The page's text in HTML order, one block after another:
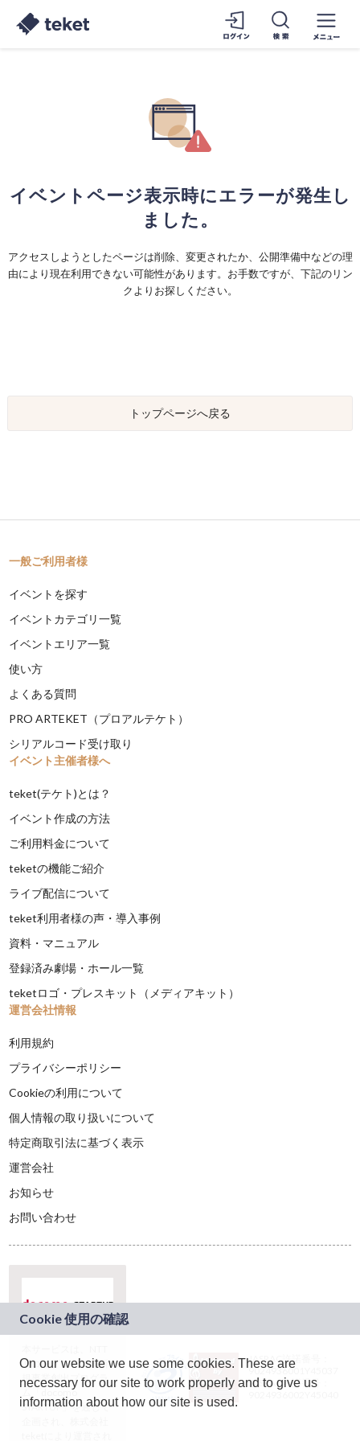
イベントページ表示時にエラーが発生し
ました。
アクセスしようとしたページは削除、変更されたか、公開準備中などの理
由により現在利用できない可能性があります。お手数ですが、下記のリン
クよりお探しください。
トップページへ戻る
一般ご利用者様
イベントを探す
イベントカテゴリ一覧
イベントエリア一覧
使い方
よくある質問
PRO ARTEKET（プロアルテケト）
シリアルコード受け取り
イベント主催者様へ
teket(テケト)とは？
イベント作成の方法
ご利用料金について
teketの機能ご紹介
ライブ配信について
teket利用者様の声・導入事例
資料・マニュアル
登録済み劇場・ホール一覧
teketロゴ・プレスキット（メディアキット）
運営会社情報
利用規約
プライバシーポリシー
Cookieの利用について
個人情報の取り扱いについて
特定商取引法に基づく表示
運営会社
お知らせ
お問い合わせ
ドコモグループの新
規事業創出プログラ
ム「docomo
STARTUP」を通じて
JASRAC許諾番号：
9024936001Y45037
JASRAC許諾番号：
On our website we use some cookies. These are
necessary for our site to work properly and to give us
information about how our site is used.